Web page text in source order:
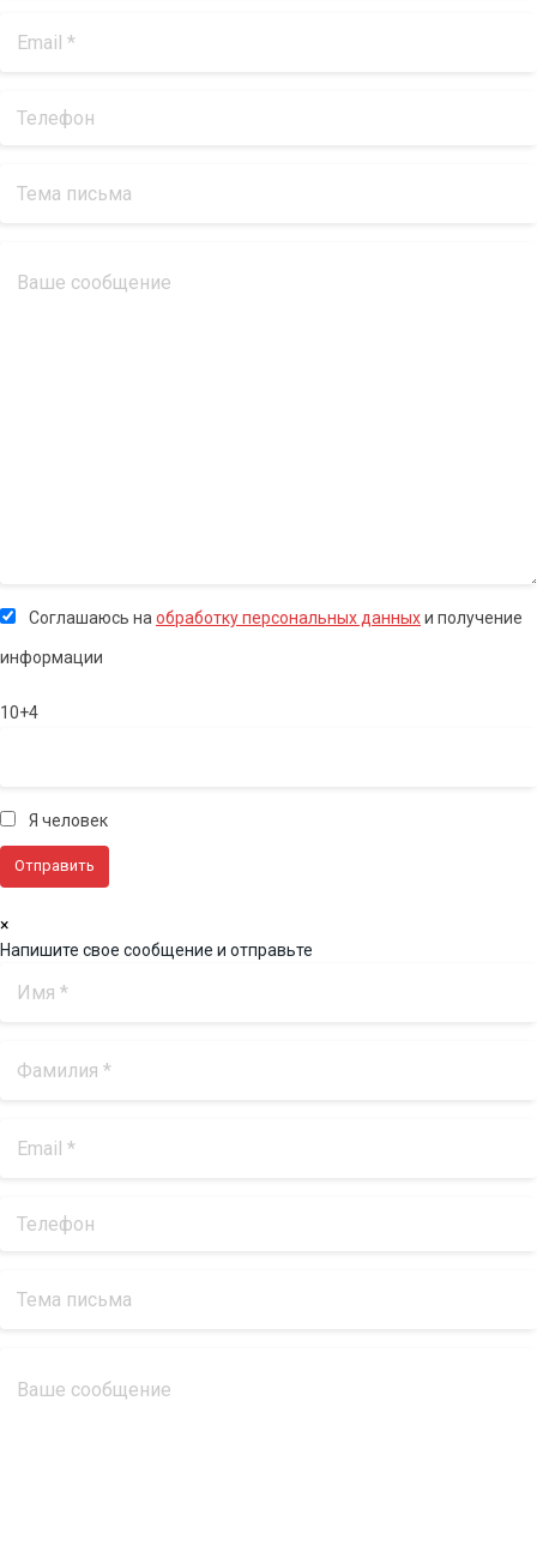
Соглашаюсь на обработку персональных данныхи получение
информации
10+4
Я человек
×
Напишите свое сообщение и отправьте